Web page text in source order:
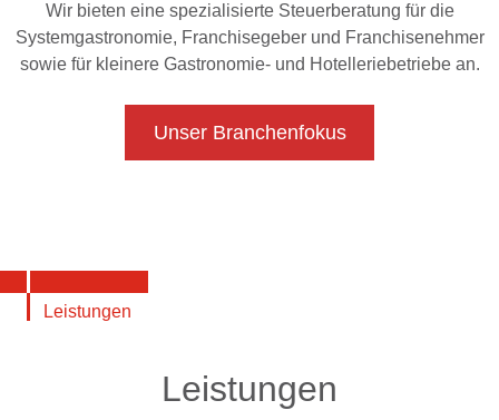
Wir bieten eine spezialisierte Steuerberatung für die
Systemgastronomie, Franchisegeber und Franchisenehmer
sowie für kleinere Gastronomie- und Hotelleriebetriebe an.
Unser Branchenfokus
Leistungen
Leistungen